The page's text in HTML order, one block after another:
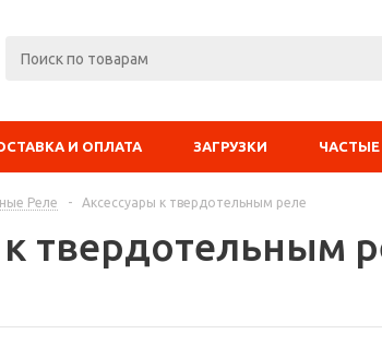
И ОПЛАТА ЗАГРУЗКИ
Реле - Аксессуары к твердотельным реле
твердотельным